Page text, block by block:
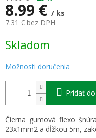
8.99 € / ks
7.31 € bez DPH
cena:
Skladom
Možnosti doručenia
Pridať
Čierna gumová flexo
23x1mm2 a dĺžkou 5m,